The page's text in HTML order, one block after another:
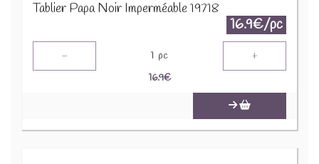
Tablier Papa Noir Imperméable 19718
16.9€/pc
- 1 pc +
16.9€